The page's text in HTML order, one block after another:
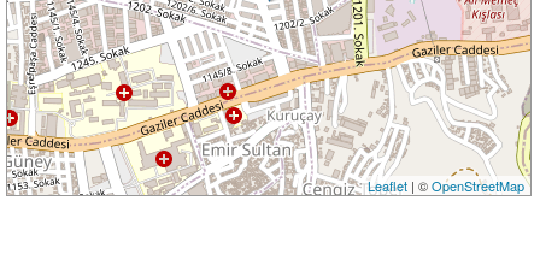
Leaflet| ©OpenStreetMap